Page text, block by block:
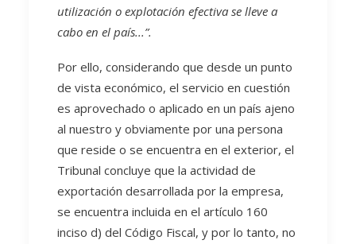
utilización o explotación efectiva se lleve a
cabo en el país...”.
Por ello, considerando que desde un punto
de vista económico, el servicio en cuestión
es aprovechado o aplicado en un país ajeno
al nuestro y obviamente por una persona
que reside o se encuentra en el exterior, el
Tribunal concluye que la actividad de
exportación desarrollada por la empresa,
se encuentra incluida en el artículo 160
inciso d) del Código Fiscal, y por lo tanto, no